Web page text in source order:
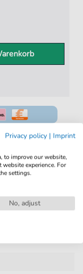
Privacy policy | Imprint
to improve our website,
experience. For
settings.
No, adjust